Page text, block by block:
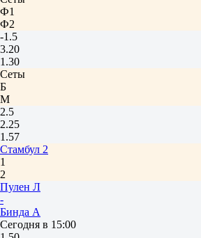
Ф1
Ф2
-1.5
3.20
1.30
Сеты
Б
М
2.5
2.25
1.57
Стамбул 2
1
2
Пулен Л
-
Бинда А
Сегодня в 15:00